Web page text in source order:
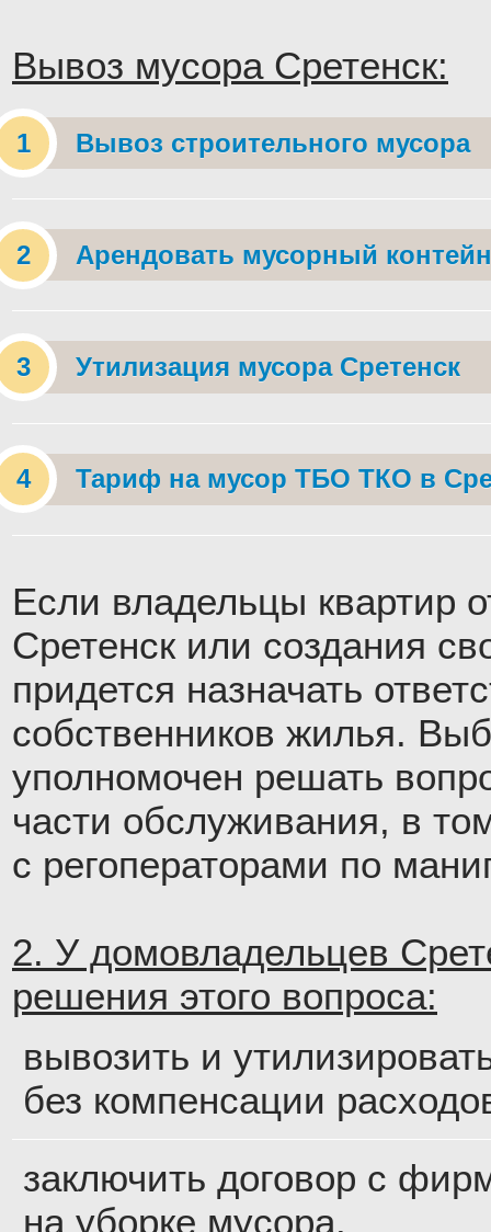
Вывоз мусора Сретенск:
Вывоз строительного мусора
Арендовать мусорный
Утилизация мусора Сретенск
Тариф на мусор ТБО ТКО в
Если владельцы квартир
Сретенск или создания
придется назначать
собственников жилья.
уполномочен решать
части обслуживания, в
с регоператорами по
2. У домовладельцев
решения этого вопроса:
вывозить и
без компенсации
заключить договор с
на уборке мусора.